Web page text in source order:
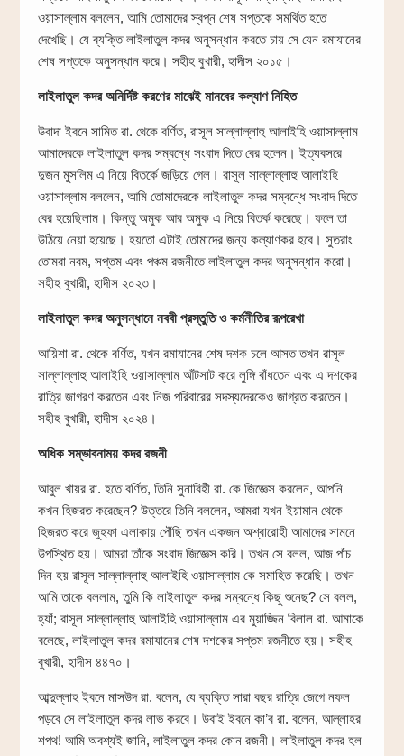
ওয়াসাল্লাম বললেন, আমি তোমাদের স্বপ্ন শেষ সপ্তকে সমর্থিত হতে
দেখেছি। যে ব্যক্তি লাইলাতুল কদর অনুসন্ধান করতে চায় সে যেন রমাযানের
শেষ সপ্তকে অনুসন্ধান করে। সহীহ বুখারী, হাদীস ২০১৫।
লাইলাতুল কদর অনির্দিষ্ট করণের মাঝেই মানবের কল্যাণ নিহিত
উবাদা ইবনে সামিত রা. থেকে বর্ণিত, রাসূল সাল্লাল্লাহু আলাইহি ওয়াসাল্লাম
আমাদেরকে লাইলাতুল কদর সম্বন্ধে সংবাদ দিতে বের হলেন। ইত্যবসরে
দুজন মুসলিম এ নিয়ে বিতর্কে জড়িয়ে গেল। রাসূল সাল্লাল্লাহু আলাইহি
ওয়াসাল্লাম বললেন, আমি তোমাদেরকে লাইলাতুল কদর সম্বন্ধে সংবাদ দিতে
বের হয়েছিলাম। কিন্তু অমুক আর অমুক এ নিয়ে বিতর্ক করেছে। ফলে তা
উঠিয়ে নেয়া হয়েছে। হয়তো এটাই তোমাদের জন্য কল্যাণকর হবে। সুতরাং
তোমরা নবম, সপ্তম এবং পঞ্চম রজনীতে লাইলাতুল কদর অনুসন্ধান করো।
সহীহ বুখারী, হাদীস ২০২৩।
লাইলাতুল কদর অনুসন্ধানে নববী প্রস্তুতি ও কর্মনীতির রূপরেখা
আয়িশা রা. থেকে বর্ণিত, যখন রমাযানের শেষ দশক চলে আসত তখন রাসূল
সাল্লাল্লাহু আলাইহি ওয়াসাল্লাম আঁটসাট করে লুঙ্গি বাঁধতেন এবং এ দশকের
রাত্রি জাগরণ করতেন এবং নিজ পরিবারের সদস্যদেরকেও জাগ্রত করতেন।
সহীহ বুখারী, হাদীস ২০২৪।
অধিক সম্ভাবনাময় কদর রজনী
আবুল খায়র রা. হতে বর্ণিত, তিনি সুনাবিহী রা. কে জিজ্ঞেস করলেন, আপনি
কখন হিজরত করেছেন? উত্তরে তিনি বললেন, আমরা যখন ইয়ামান থেকে
হিজরত করে জুহফা এলাকায় পৌঁছি তখন একজন অশ্বারোহী আমাদের সামনে
উপস্থিত হয়। আমরা তাঁকে সংবাদ জিজ্ঞেস করি। তখন সে বলল, আজ পাঁচ
দিন হয় রাসূল সাল্লাল্লাহু আলাইহি ওয়াসাল্লাম কে সমাহিত করেছি। তখন
আমি তাকে বললাম, তুমি কি লাইলাতুল কদর সম্বন্ধে কিছু শুনেছ? সে বলল,
হ্যাঁ; রাসূল সাল্লাল্লাহু আলাইহি ওয়াসাল্লাম এর মুয়াজ্জিন বিলাল রা. আমাকে
বলেছে, লাইলাতুল কদর রমাযানের শেষ দশকের সপ্তম রজনীতে হয়। সহীহ
বুখারী, হাদীস ৪৪৭০।
আব্দুল্লাহ ইবনে মাসউদ রা. বলেন, যে ব্যক্তি সারা বছর রাত্রি জেগে নফল
পড়বে সে লাইলাতুল কদর লাভ করবে। উবাই ইবনে কা’ব রা. বলেন, আল্লাহর
শপথ! আমি অবশ্যই জানি, লাইলাতুল কদর কোন রজনী। লাইলাতুল কদর হল